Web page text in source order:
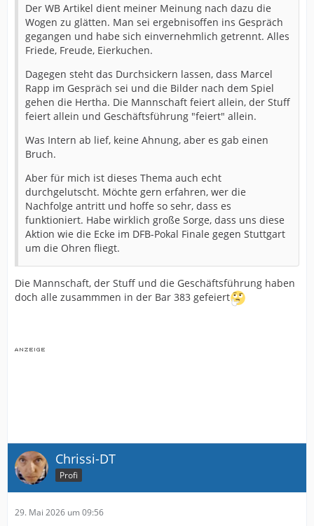
Der WB Artikel dient meiner Meinung nach dazu die
Wogen zu glätten. Man sei ergebnisoffen ins Gespräch
gegangen und habe sich einvernehmlich getrennt. Alles
Friede, Freude, Eierkuchen.
Dagegen steht das Durchsickern lassen, dass Marcel
Rapp im Gespräch sei und die Bilder nach dem Spiel
gehen die Hertha. Die Mannschaft feiert allein, der Stuff
feiert allein und Geschäftsführung "feiert" allein.
Was Intern ab lief, keine Ahnung, aber es gab einen
Bruch.
Aber für mich ist dieses Thema auch echt
durchgelutscht. Möchte gern erfahren, wer die
Nachfolge antritt und hoffe so sehr, dass es
funktioniert. Habe wirklich große Sorge, dass uns diese
Aktion wie die Ecke im DFB-Pokal Finale gegen Stuttgart
um die Ohren fliegt.
Die Mannschaft, der Stuff und die Geschäftsführung haben
doch alle zusammmen in der Bar 383 gefeiert
Chrissi-DT
Profi
29. Mai 2026 um 09:56